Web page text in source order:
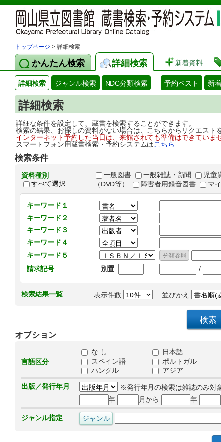
トップページ > 詳細検索
かんたん検索 詳細検索 新着資料
詳細検索 ジャンル検索 NDC分類検索 予約ベスト 新
詳細検索
詳細な条件を設定して、蔵書を検索することができます。
検索の結果、お探しの資料がない場合は、こちらからリクエス
インターネット予約した当日は、来館されても準備はできてい
スマートフォン用蔵書検索・予約システムはこちら
検索条件
資料種別
すべて選択
一般図書 一般雑誌・新聞
児童
（DVD等）
障害者用録音図書 マ
キーワード１
キーワード２
キーワード３
キーワード４
キーワード５
請求記号
別置 /
検索結果一覧 表示件数 並びかえ
オプション
言語区分
な し
日本語
スペイン語
ポルトガル
ハングル
アジア
出版／発行年月
※発行年月の検索は雑誌のみ対
年
月から 年
ジャンル指定